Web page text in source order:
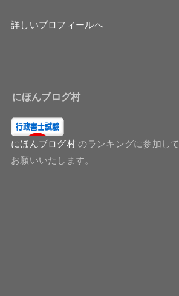
詳しいプロフィールへ
にほんブログ村
にほんブログ村 のランキングに参加し
お願いいたします。